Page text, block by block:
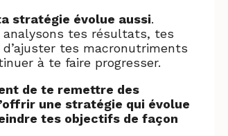
stratégie évolue aussi.
analysons tes résultats, tes
tes macronutriments
à te faire progresser.
de te remettre des
une stratégie qui évolue
tes objectifs de façon